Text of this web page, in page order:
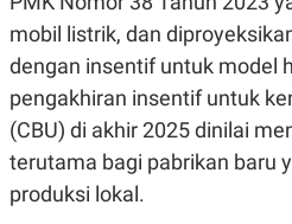
T
A
K
N
T
A
N
V
L
P
S
U
S
mobil listrik, dan
dengan insentif untuk model
pengakhiran insentif untuk
(CBU) di akhir 2025 dinilai
terutama bagi pabrikan baru
produksi lokal.